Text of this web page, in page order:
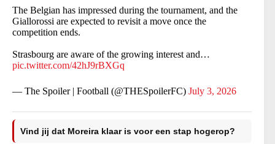
The Belgian has impressed during the tournament, and the
Giallorossi are expected to revisit a move once the
competition ends.
Strasbourg are aware of the growing interest and…
pic.twitter.com/42hJ9rBXGq
— The Spoiler | Football (@THESpoilerFC) July 3, 2026
Vind jij dat Moreira klaar is voor een stap hogerop?